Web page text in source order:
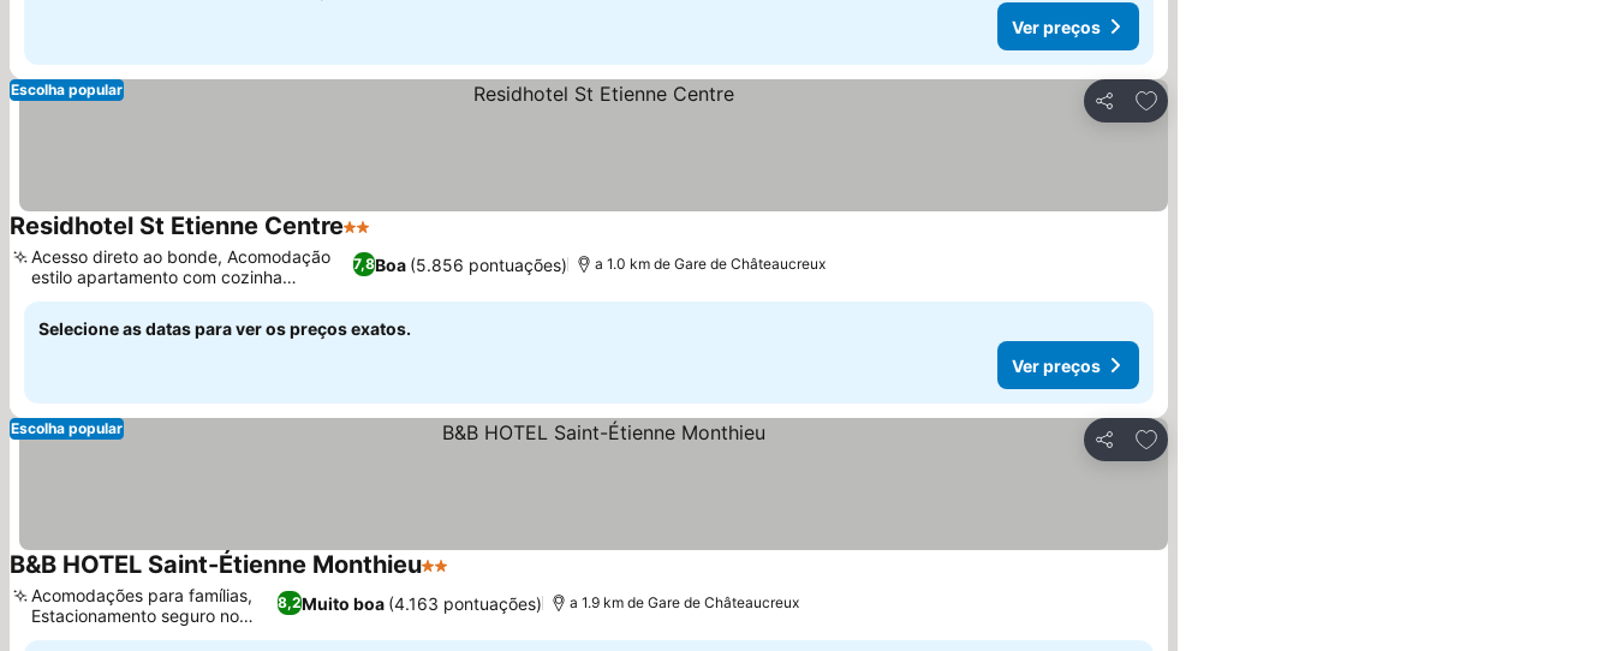
Ver preços
Partilhar
Adicionar aos favoritos
Escolha popular
Residhotel St Etienne Centre2 Estrelas
7,8Boa (5.856 pontuações)
Acesso direto ao bonde, Acomodação
estilo apartamento com cozinha
compacta
a 1.0 km de Gare de Châteaucreux
Selecione as datas para ver os preços exatos.
Ver preços
Partilhar
Adicionar aos favoritos
Escolha popular
B&B HOTEL Saint-Étienne Monthieu2 Estrelas
8,2Muito boa (4.163 pontuações)
Acomodações para famílias,
Estacionamento seguro no
local
a 1.9 km de Gare de Châteaucreux